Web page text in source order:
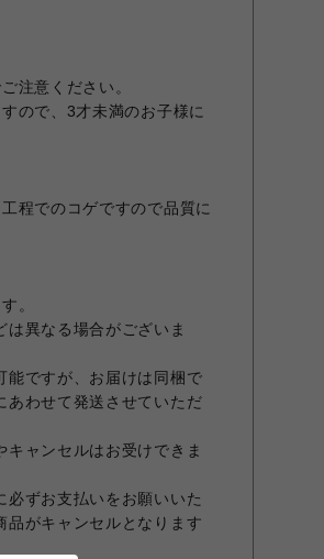
注意ください。
ので、3才未満のお子様に
程でのコゲですので品質に
。
異なる場合がございま
ですが、お届けは同梱で
あわせて発送させていただ
ャンセルはお受けできま
ずお支払いをお願いいた
品がキャンセルとなります